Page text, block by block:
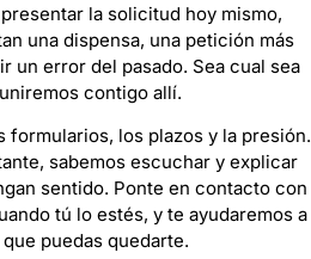
la solicitud hoy mismo,
una dispensa, una petición más
un error del pasado. Sea cual sea
contigo allí.
formularios, los plazos y la presión.
sabemos escuchar y explicar
sentido. Ponte en contacto con
tú lo estés, y te ayudaremos a
puedas quedarte.